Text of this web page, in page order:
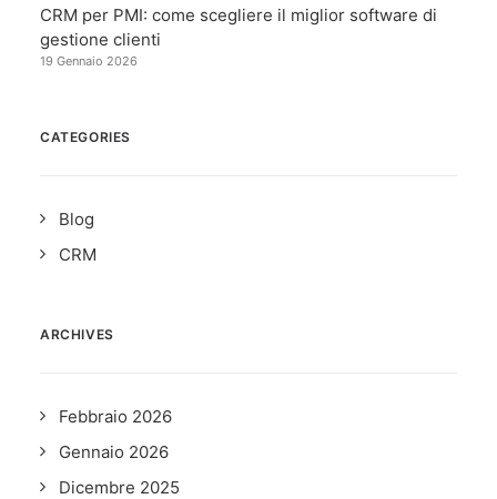
CRM per PMI: come scegliere il miglior software di
gestione clienti
19 Gennaio 2026
CATEGORIES
Blog
CRM
ARCHIVES
Febbraio 2026
Gennaio 2026
Dicembre 2025